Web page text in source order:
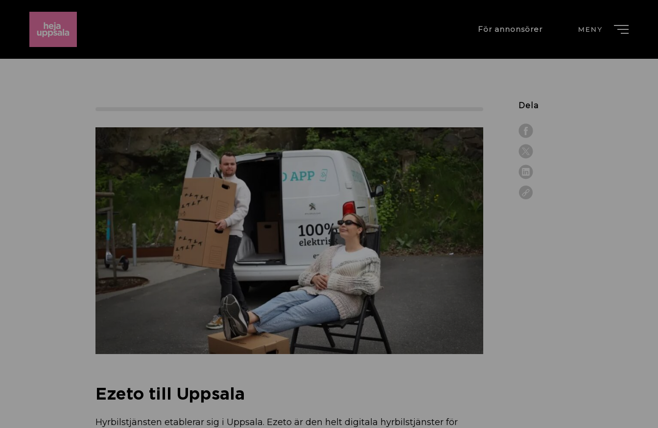
För annonsörer MENY
Dela
Ezeto till Uppsala
Hyrbilstjänsten etablerar sig i Uppsala. Ezeto är den helt digitala hyrbilstjänster för